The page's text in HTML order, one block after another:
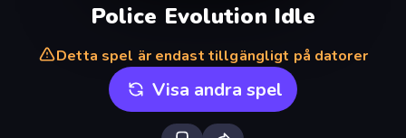
Police Evolution Idle
Detta spel är endast tillgängligt på datorer
Visa andra spel